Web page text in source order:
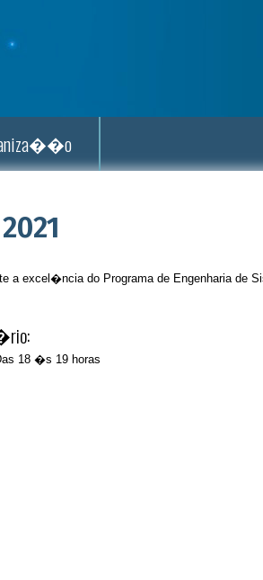
a excel�ncia do Programa de Engenharia de
18 �s 19 horas